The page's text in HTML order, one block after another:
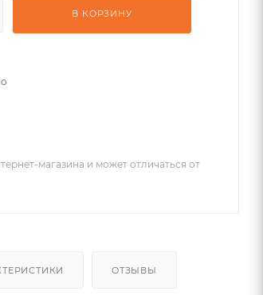
В КОРЗИНУ
магазина и может отличаться от
ОТЗЫВЫ